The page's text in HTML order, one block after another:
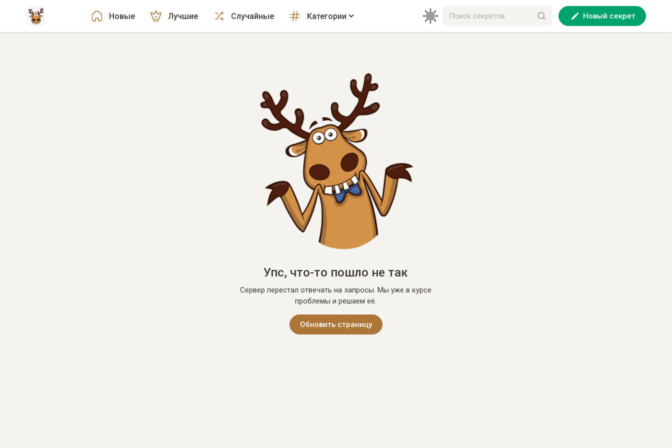
Новые Лучшие Случайные Категории Новый секрет
Упс, что-то пошло не так
Сервер перестал отвечать на запросы. Мы уже в курсе
проблемы и решаем её.
Обновить страницу